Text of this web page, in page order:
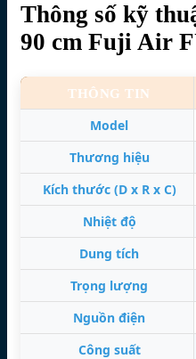
Thông số kỹ
90 cm Fuji Air
THÔNG TIN
Model
Thương hiệu
Kích thước (D x R x C)
Nhiệt độ
Dung tích
Trọng lượng
Nguồn điện
Công suất